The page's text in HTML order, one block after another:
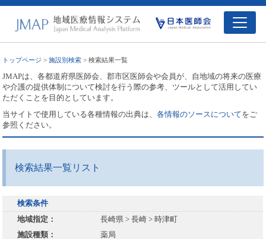
トップページ >施設別検索 > 検索結果一覧
JMAPは、各都道府県医師会、郡市区医師会や会員が、自地域の将来の医療
や介護の提供体制について検討を行う際の参考、ツールとして活用してい
ただくことを目的としています。
当サイトで使用している各種情報の出典は、各情報のソースについてをご
参照ください。
検索結果一覧リスト
検索条件
地域指定：
長崎県 > 長崎 > 時津町
施設種類：
薬局